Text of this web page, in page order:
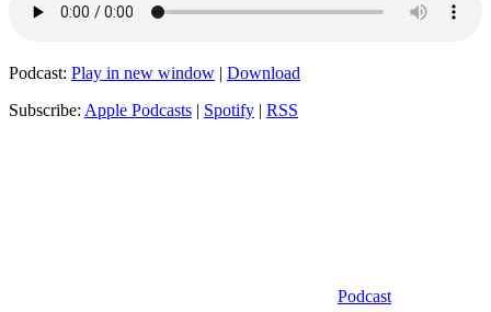
Podcast: Play in new window | Download
Subscribe: Apple Podcasts | Spotify | RSS
Podcast